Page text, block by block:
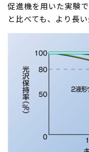
促進機を用いた実験
と比べても、より長